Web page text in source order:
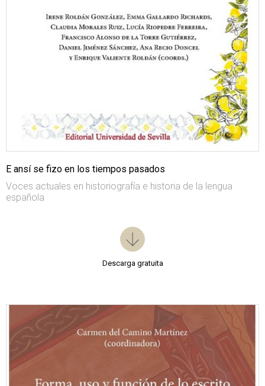
E ansí se fizo en los tiempos pasados
Voces actuales en historiografía e historia de la lengua
española
Descarga gratuita